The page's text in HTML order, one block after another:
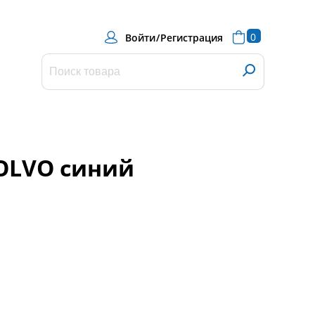
Войти/Регистрация 0
синий